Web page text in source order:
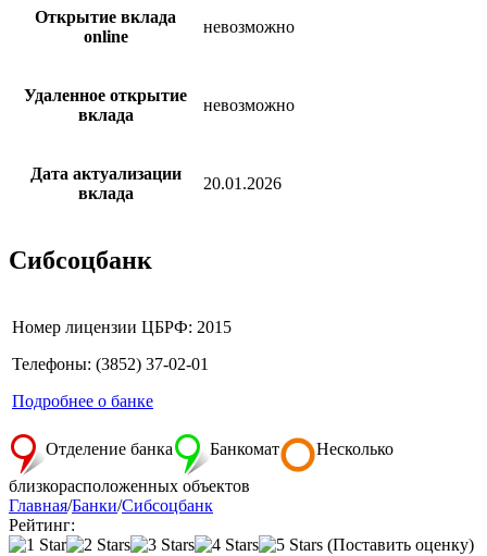
Открытие вклада
online
невозможно
Удаленное открытие
вклада
невозможно
Дата актуализации
вклада
20.01.2026
Сибсоцбанк
Номер лицензии ЦБРФ: 2015
Телефоны: (3852) 37-02-01
Подробнее о банке
Отделение банка Банкомат Несколько
близкорасположенных объектов
Главная/Банки/Сибсоцбанк
Рейтинг:
(Поставить оценку)